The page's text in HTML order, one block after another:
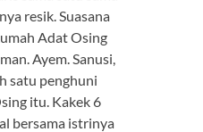
resik. Suasana
Adat Osing
Ayem. Sanusi,
satu penghuni
itu. Kakek 6
bersama istrinya